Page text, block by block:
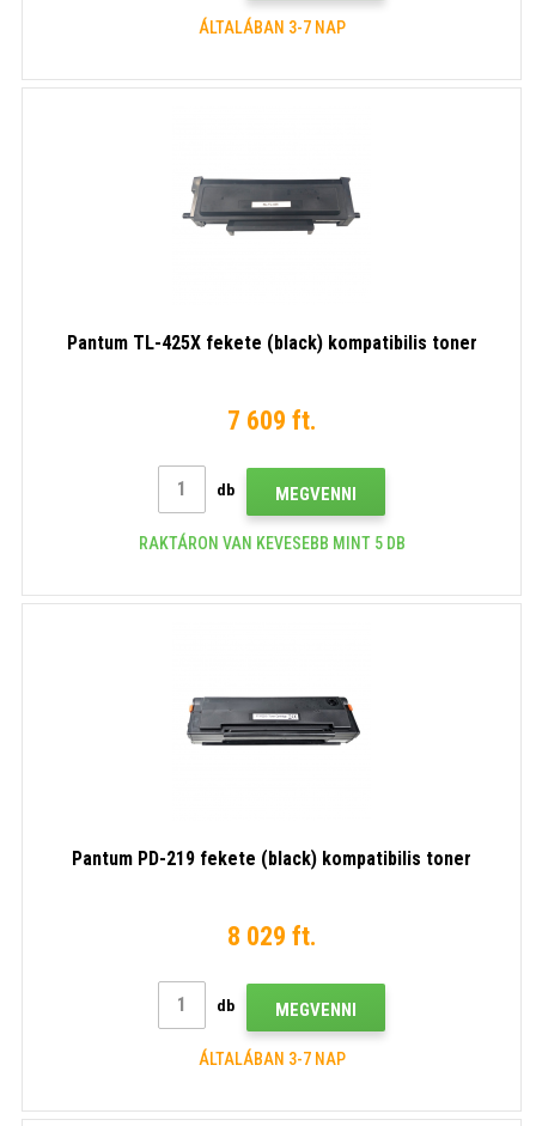
ÁLTALÁBAN 3-7 NAP
Pantum TL-425X fekete (black) kompatibilis toner
7 609 ft.
db MEGVENNI
RAKTÁRON VAN KEVESEBB MINT 5 DB
Pantum PD-219 fekete (black) kompatibilis toner
8 029 ft.
db MEGVENNI
ÁLTALÁBAN 3-7 NAP